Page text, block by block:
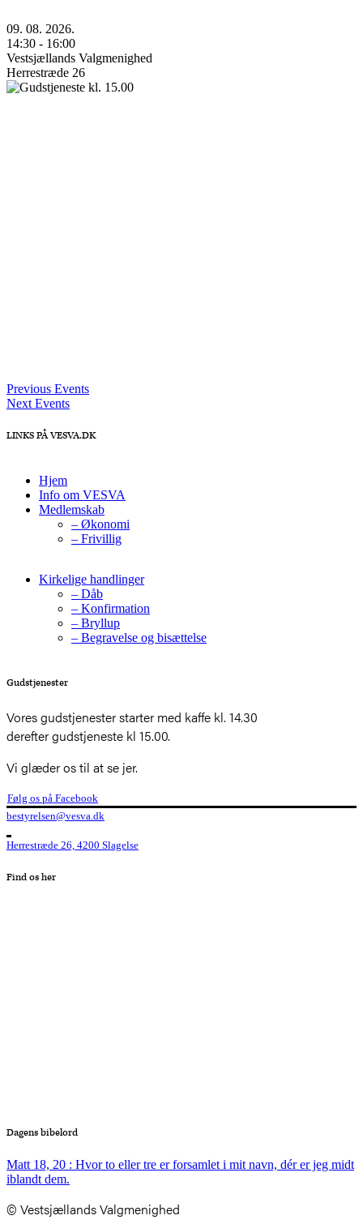
09. 08. 2026.
14:30 - 16:00
Vestsjællands Valgmenighed
Herrestræde 26
Previous Events
Next Events
LINKS PÅ VESVA.DK
Hjem
Info om VESVA
Medlemskab
– Økonomi
– Frivillig
Kirkelige handlinger
– Dåb
– Konfirmation
– Bryllup
– Begravelse og bisættelse
Gudstjenester
Vores gudstjenester starter med kaffe kl. 14.30
derefter gudstjeneste kl 15.00.
Vi glæder os til at se jer.
Følg os på Facebook
bestyrelsen@vesva.dk
Herrestræde 26, 4200 Slagelse
Find os her
Dagens bibelord
Matt 18, 20 : Hvor to eller tre er forsamlet i mit navn, dér er jeg midt
iblandt dem.
© Vestsjællands Valgmenighed